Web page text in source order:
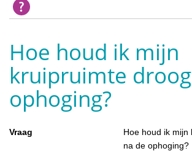
Hoe houd ik mijn
kruipruimte
ophoging?
Vraag
Hoe houd ik mijn
na de ophoging?